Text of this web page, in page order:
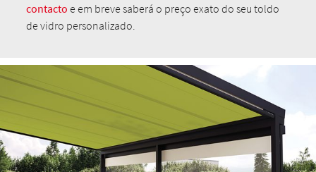
contacto e em breve saberá o preço exato do seu toldo
de vidro personalizado.